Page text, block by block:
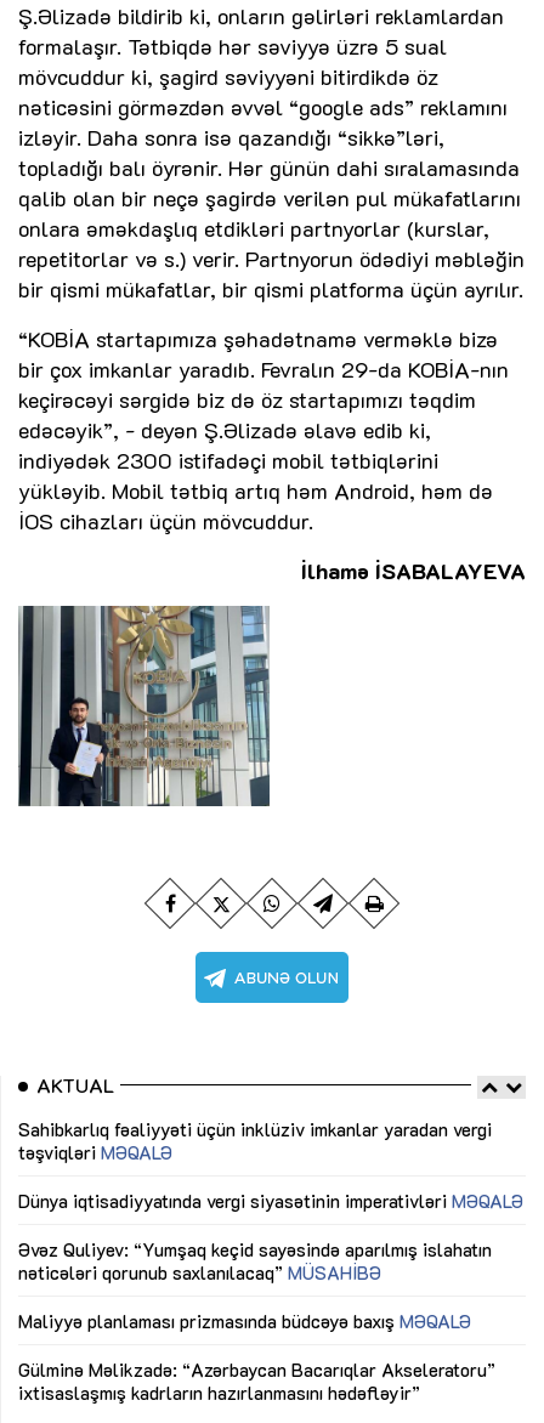
Ş.Əlizadə bildirib ki, onların gəlirləri reklamlardan
formalaşır. Tətbiqdə hər səviyyə üzrə 5 sual
mövcuddur ki, şagird səviyyəni bitirdikdə öz
nəticəsini görməzdən əvvəl “google ads” reklamını
izləyir. Daha sonra isə qazandığı “sikkə”ləri,
topladığı balı öyrənir. Hər günün dahi sıralamasında
qalib olan bir neçə şagirdə verilən pul mükafatlarını
onlara əməkdaşlıq etdikləri partnyorlar (kurslar,
repetitorlar və s.) verir. Partnyorun ödədiyi məbləğin
bir qismi mükafatlar, bir qismi platforma üçün ayrılır.
“KOBİA startapımıza şəhadətnamə verməklə bizə
bir çox imkanlar yaradıb. Fevralın 29-da KOBİA-nın
keçirəcəyi sərgidə biz də öz startapımızı təqdim
edəcəyik”, - deyən Ş.Əlizadə əlavə edib ki,
indiyədək 2300 istifadəçi mobil tətbiqlərini
yükləyib. Mobil tətbiq artıq həm Android, həm də
İOS cihazları üçün mövcuddur.
İlhamə İSABALAYEVA
AKTUAL
Sahibkarlıq fəaliyyəti üçün inklüziv imkanlar yaradan vergi
təşviqləri MƏQALƏ
Dünya iqtisadiyyatında vergi siyasətinin imperativləri MƏQALƏ
Əvəz Quliyev: “Yumşaq keçid sayəsində aparılmış islahatın
nəticələri qorunub saxlanılacaq” MÜSAHİBƏ
Maliyyə planlaması prizmasında büdcəyə baxış MƏQALƏ
Gülminə Məlikzadə: “Azərbaycan Bacarıqlar Akseleratoru”
ixtisaslaşmış kadrların hazırlanmasını hədəfləyir”